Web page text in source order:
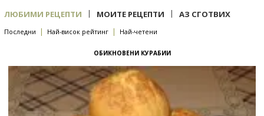
ЛЮБИМИ РЕЦЕПТИ | МОИТЕ РЕЦЕПТИ | АЗ СГОТВИХ
Последни | Най-висок рейтинг | Най-четени
ОБИКНОВЕНИ КУРАБИИ